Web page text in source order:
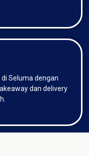
Seluma dengan
dan delivery